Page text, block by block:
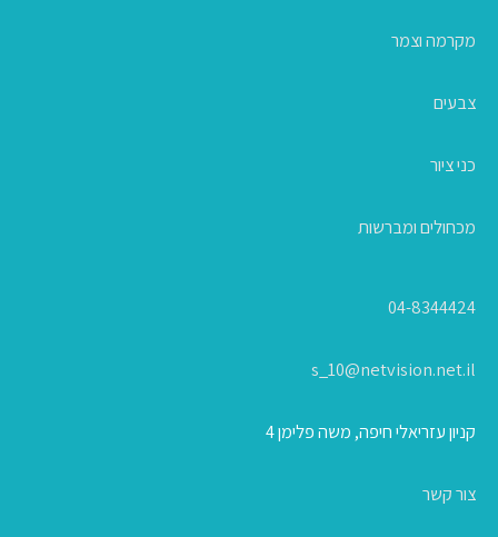
מקרמה וצמר
צבעים
כני ציור
מכחולים ומברשות
04-8344424
s_10@netvision.net.il
קניון עזריאלי חיפה, משה פלימן 4
צור קשר